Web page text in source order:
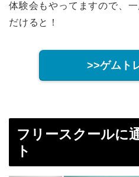
体験会もやってますので、
だけると！
>>ゲムト
フリースクールに
ト